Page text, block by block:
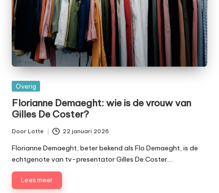
Geplaatst
Overig
Florianne Demaeght: wie is de vrouw van
Gilles De Coster?
door
Door Lotte 22 januari 2026
Florianne Demaeght, beter bekend als Flo Demaeght, is de
echtgenote van tv-presentator Gilles De Coster.…
Lees meer